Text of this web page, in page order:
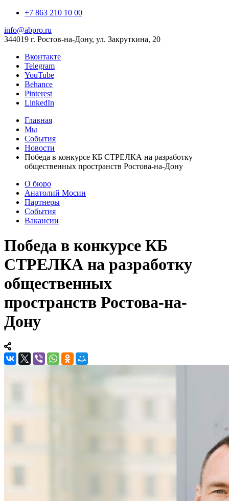
+7 863 210 10 00
info@abpro.ru
344019 г. Ростов-на-Дону, ул. Закруткина, 20
Вконтакте
Telegram
YouTube
Behance
Pinterest
LinkedIn
Главная
Мы
События
Новости
Победа в конкурсе КБ СТРЕЛКА на разработку
общественных пространств Ростова-на-Дону
О бюро
Анатолий Мосин
Партнеры
События
Вакансии
Победа в конкурсе КБ
СТРЕЛКА на разработку
общественных
пространств Ростова-на-
Дону